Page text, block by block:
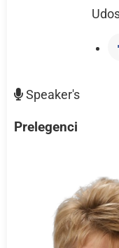
Speaker's
Prelegenci